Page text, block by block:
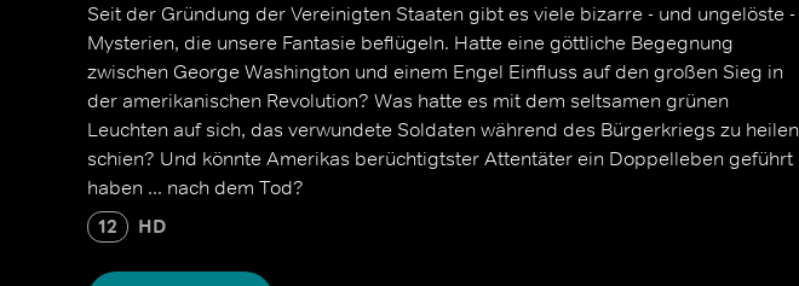
Seit der Gründung der Vereinigten Staaten gibt es viele bizarre - und ungelöste -
Mysterien, die unsere Fantasie beflügeln. Hatte eine göttliche Begegnung
zwischen George Washington und einem Engel Einfluss auf den großen Sieg in
der amerikanischen Revolution? Was hatte es mit dem seltsamen grünen
Leuchten auf sich, das verwundete Soldaten während des Bürgerkriegs zu heilen
schien? Und könnte Amerikas berüchtigtster Attentäter ein Doppelleben geführt
haben ... nach dem Tod?
12 HD